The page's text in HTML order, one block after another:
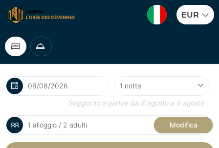
EUR
Soggiorno a partire da 8 agosto a 9 agosto
1 alloggio / 2 adulti Modifica